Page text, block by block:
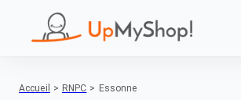
Accueil > RNPC > Essonne